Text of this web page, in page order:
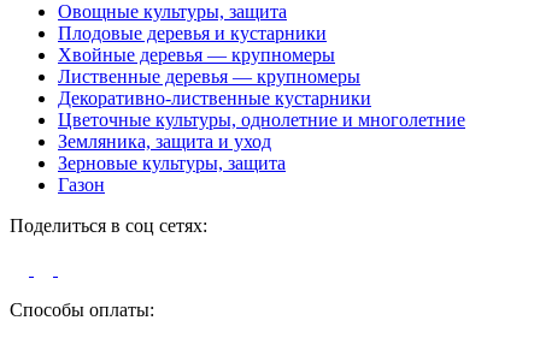
Овощные культуры, защита
Плодовые деревья и кустарники
Хвойные деревья — крупномеры
Лиственные деревья — крупномеры
Декоративно-лиственные кустарники
Цветочные культуры, однолетние и многолетние
Земляника, защита и уход
Зерновые культуры, защита
Газон
Поделиться в соц сетях:
Способы оплаты: